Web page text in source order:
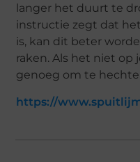
langer het duurt te
instructie zegt dat
is, kan dit beter
raken. Als het niet op
genoeg om te
https://